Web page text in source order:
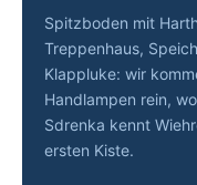
Spitzboden mit
Treppenhaus,
Klappluke: wir
Handlampen rein,
Sdrenka kennt
ersten Kiste.